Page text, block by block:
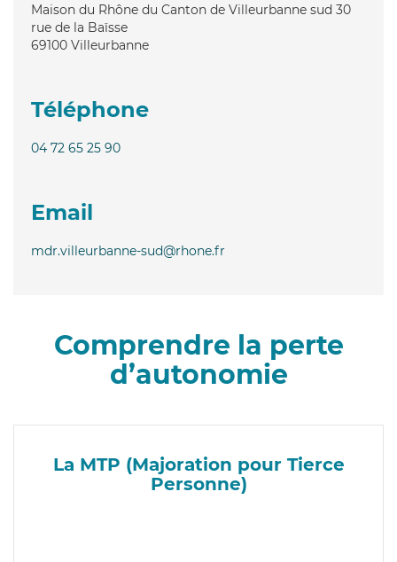
Maison du Rhône du Canton de Villeurbanne sud 30
rue de la Baïsse
69100 Villeurbanne
Téléphone
04 72 65 25 90
Email
mdr.villeurbanne-sud@rhone.fr
Comprendre la perte
d’autonomie
La MTP (Majoration pour Tierce
Personne)